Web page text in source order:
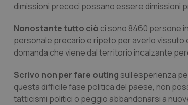
dimissioni precoci possano essere dimissioni
Nonostante tutto ciò ci sono 8460 persone
personale precario e ripeto per averlo vissuto
domanda che viene dal territorio incalzante
Scrivo non per fare outing sull’esperienza
questa difficile fase politica del paese, non
tatticismi politici o peggio abbandonarsi a